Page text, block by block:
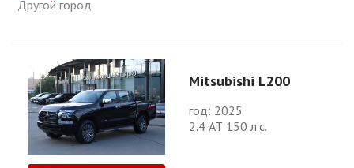
Другой город
Mitsubishi L200
год: 2025
2.4 АТ 150 л.с.